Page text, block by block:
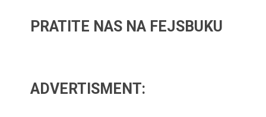
PRATITE NAS NA FEJSBUKU
ADVERTISMENT: